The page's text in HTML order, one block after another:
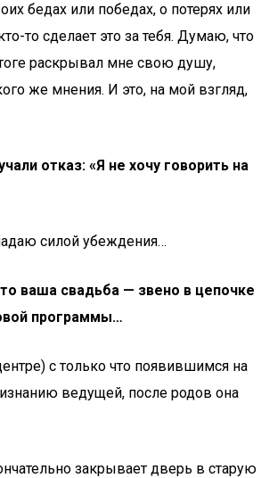
бедах или победах, о потерях или
то сделает это за тебя. Думаю, что
раскрывал мне свою душу,
же мнения. И это, на мой взгляд,
отказ: «Я не хочу говорить на
силой убеждения…
ваша свадьба — звено в цепочке
программы…
с только что появившимся на
ведущей, после родов она
закрывает дверь в старую